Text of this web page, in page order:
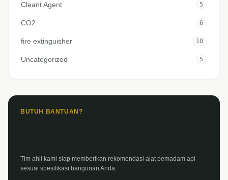
Cleant Agent 5
CO2 6
fire extinguisher 10
Uncategorized 5
BUTUH BANTUAN?
Tim ahli kami siap memberikan rekomendasi alat pemadam api
sesuai spesifikasi bangunan Anda.